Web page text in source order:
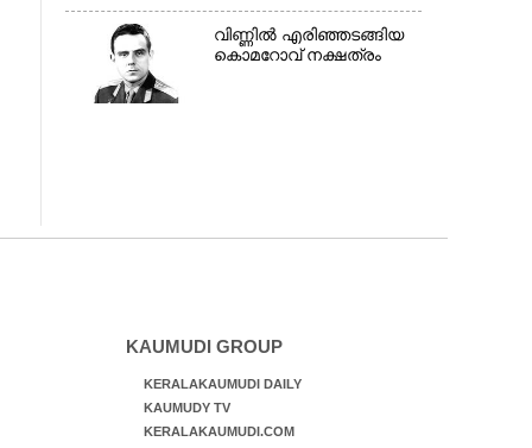
വി​ണ്ണി​ൽ​ ​എ​രി​ഞ്ഞ​ട​ങ്ങിയ
കൊ​മ​റോ​വ് ​ന​ക്ഷ​ത്രം
KAUMUDI GROUP
KERALAKAUMUDI DAILY
KAUMUDY TV
KERALAKAUMUDI.COM